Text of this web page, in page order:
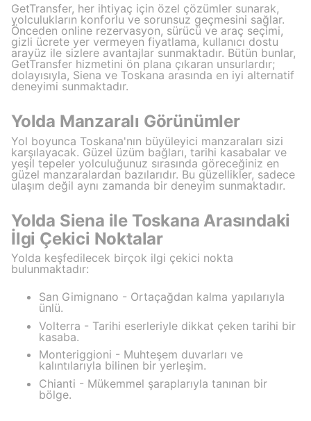
GetTransfer, her ihtiyaç için özel çözümler sunarak,
yolculukların konforlu ve sorunsuz geçmesini sağlar.
Önceden online rezervasyon, sürücü ve araç seçimi,
gizli ücrete yer vermeyen fiyatlama, kullanıcı dostu
arayüz ile sizlere avantajlar sunmaktadır. Bütün bunlar,
GetTransfer hizmetini ön plana çıkaran unsurlardır;
dolayısıyla, Siena ve Toskana arasında en iyi alternatif
deneyimi sunmaktadır.
Yolda Manzaralı Görünümler
Yol boyunca Toskana'nın büyüleyici manzaraları sizi
karşılayacak. Güzel üzüm bağları, tarihi kasabalar ve
yeşil tepeler yolculuğunuz sırasında göreceğiniz en
güzel manzaralardan bazılarıdır. Bu güzellikler, sadece
ulaşım değil aynı zamanda bir deneyim sunmaktadır.
Yolda Siena ile Toskana Arasındaki
İlgi Çekici Noktalar
Yolda keşfedilecek birçok ilgi çekici nokta
bulunmaktadır:
San Gimignano - Ortaçağdan kalma yapılarıyla
ünlü.
Volterra - Tarihi eserleriyle dikkat çeken tarihi bir
kasaba.
Monteriggioni - Muhteşem duvarları ve
kalıntılarıyla bilinen bir yerleşim.
Chianti - Mükemmel şaraplarıyla tanınan bir
bölge.